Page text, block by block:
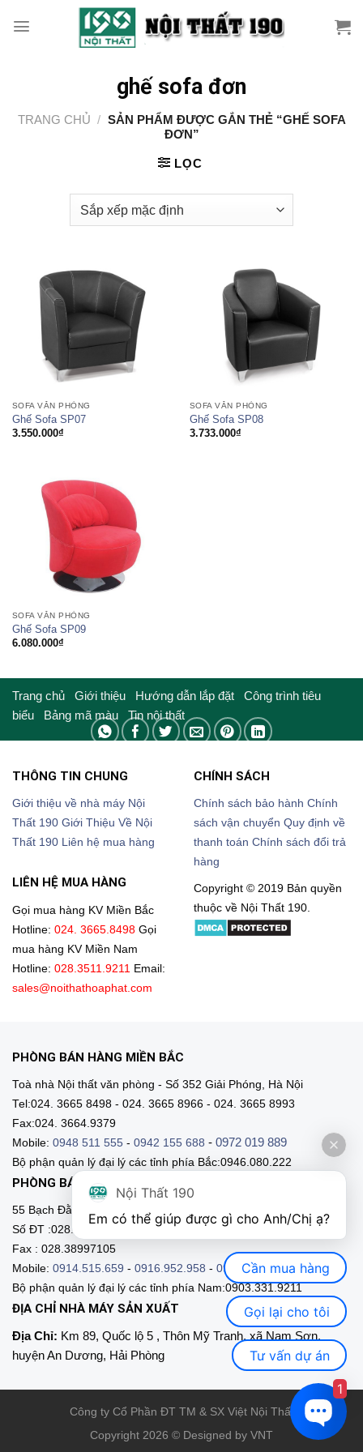
ghế sofa đơn
TRANG CHỦ / SẢN PHẨM ĐƯỢC GẮN THẺ “GHẾ SOFA
ĐƠN”
LỌC
SOFA VĂN PHÒNG
Ghế Sofa SP07
3.550.000₫
SOFA VĂN PHÒNG
Ghế Sofa SP08
3.733.000₫
SOFA VĂN PHÒNG
Ghế Sofa SP09
6.080.000₫
Trang chủ Giới thiệu Hướng dẫn lắp đặt Công trình tiêu
biểu
Bảng mã màu Tin nội thất
THÔNG TIN CHUNG
Giới thiệu về nhà máy Nội
Thất 190 Giới Thiệu Về Nội
Thất 190 Liên hệ mua hàng
CHÍNH SÁCH
Chính sách bảo hành Chính
sách vận chuyển Quy định về
thanh toán Chính sách đổi trả
hàng
LIÊN HỆ MUA HÀNG
Gọi mua hàng KV Miền Bắc
Hotline: 024. 3665.8498 Gọi
mua hàng KV Miền Nam
Hotline: 028.3511.9211 Email:
sales@noithathoaphat.com
Copyright © 2019 Bản quyền
thuộc về Nội Thất 190.
PHÒNG BÁN HÀNG MIỀN BẮC
Toà nhà Nội thất văn phòng - Số 352 Giải Phóng, Hà Nội
Tel:024. 3665 8498 - 024. 3665 8966 - 024. 3665 8993
Fax:024. 3664.9379
Mobile: 0948 511 555 - 0942 155 688 - 0972 019 889
Bộ phận quản lý đại lý các tỉnh phía Bắc:0946.080.222
PHÒNG BÁN HÀNG MIỀN NAM
55 Bạch Đằng, Phường 15, Q. Bình Thạnh, HCM
Số ĐT :028.3511 9211 - 028.3511.9212
Fax : 028.38997105
Mobile: 0914.515.659 - 0916.952.958 - 0903.331.921
Bộ phận quản lý đại lý các tỉnh phía Nam:0903.331.9211
ĐỊA CHỈ NHÀ MÁY SẢN XUẤT
Địa Chỉ: Km 89, Quốc lộ 5 , Thôn Mỹ Tranh, xã Nam Sơn,
huyện An Dương, Hải Phòng
Công ty Cổ Phần ĐT TM & SX Việt Nội Thất
Copyright 2026 © Designed by VNT
Nội Thất 190
Cần mua hàng
Gọi lại cho tôi
Tư vấn dự án
1